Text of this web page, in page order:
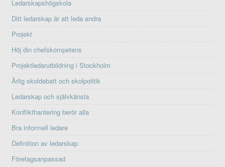
Ledarskapshögskola
Ditt ledarskap är att leda andra
Projekt
Höj din chefskompetens
Projektledarutbildning i Stockholm
Ärlig skoldebatt och skolpolitik
Ledarskap och självkänsla
Konflikthantering berör alla
Bra informell ledare
Definition av ledarskap
Företagsanpassad